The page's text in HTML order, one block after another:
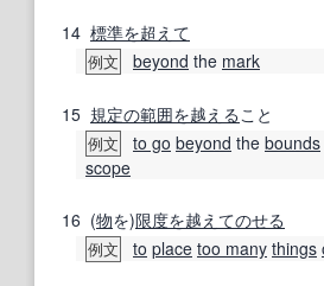
14 標準を超えて
例文 beyond the mark
15 規定の範囲を越える こと
例文 to go beyond the bounds
scope
16 (物を)限度を越えてのせる
例文 to place too many things